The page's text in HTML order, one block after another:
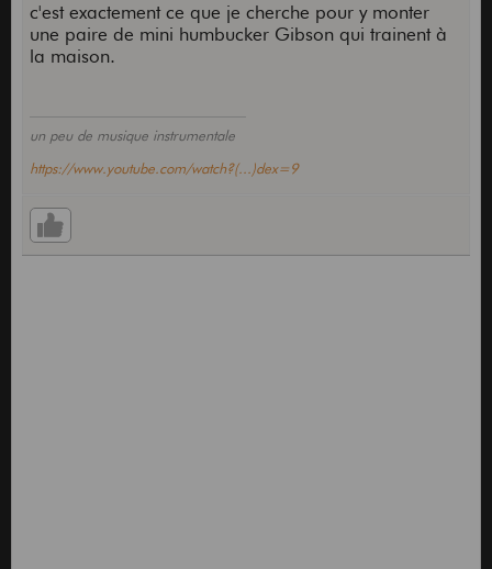
c'est exactement ce que je cherche pour y monter
une paire de mini humbucker Gibson qui trainent à
la maison.
un peu de musique instrumentale
https://www.youtube.com/watch?(...)dex=9